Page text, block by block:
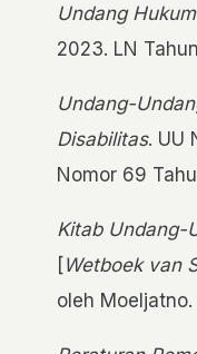
Undang
2023. LN
Undang-
Disabilitas. UU
Nomor 69
Kitab Undang-
[Wetboek van
oleh Moeljatno.